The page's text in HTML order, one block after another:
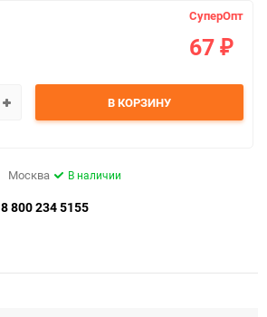
СуперОпт
67 ₽
В КОРЗИНУ
Москва В наличии
8 800 234 5155